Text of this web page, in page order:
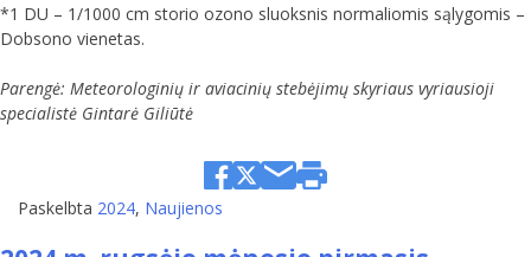
*1 DU – 1/1000 cm storio ozono sluoksnis normaliomis sąlygomis –
Dobsono vienetas.
Parengė: Meteorologinių ir aviacinių stebėjimų skyriaus vyriausioji
specialistė Gintarė Giliūtė
Paskelbta 2024, Naujienos